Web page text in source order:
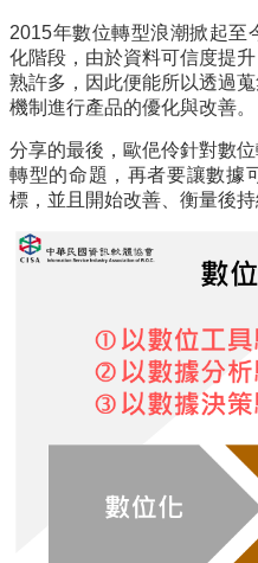
2015年數位轉型浪潮掀起至
化階段，由於資料可信度提
熟許多，因此便能所以透過
機制進行產品的優化與改善。
分享的最後，歐俋伶針對數
轉型的命題，再者要讓數據
標，並且開始改善、衡量後